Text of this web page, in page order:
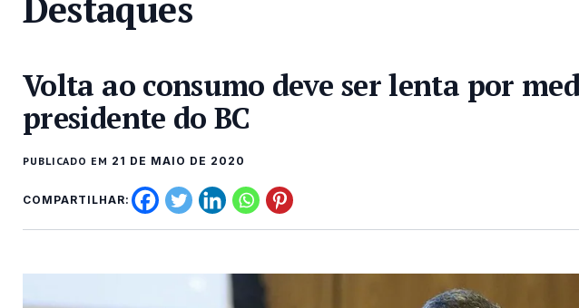
Volta ao consumo deve ser lenta por
presidente do BC
PUBLICADO EM 21 DE MAIO DE 2020
COMPARTILHAR: